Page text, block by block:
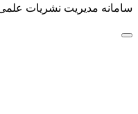
سامانه مدیریت نشریات